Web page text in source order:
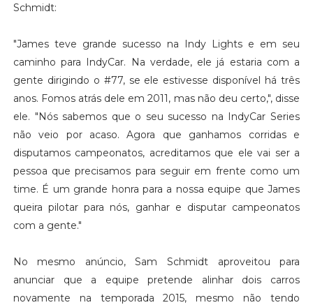
Schmidt:
"James teve grande sucesso na Indy Lights e em seu
caminho para IndyCar. Na verdade, ele já estaria com a
gente dirigindo o #77, se ele estivesse disponível há três
anos. Fomos atrás dele em 2011, mas não deu certo,", disse
ele. "Nós sabemos que o seu sucesso na IndyCar Series
não veio por acaso. Agora que ganhamos corridas e
disputamos campeonatos, acreditamos que ele vai ser a
pessoa que precisamos para seguir em frente como um
time. É um grande honra para a nossa equipe que James
queira pilotar para nós, ganhar e disputar campeonatos
com a gente."
No mesmo anúncio, Sam Schmidt aproveitou para
anunciar que a equipe pretende alinhar dois carros
novamente na temporada 2015, mesmo não tendo